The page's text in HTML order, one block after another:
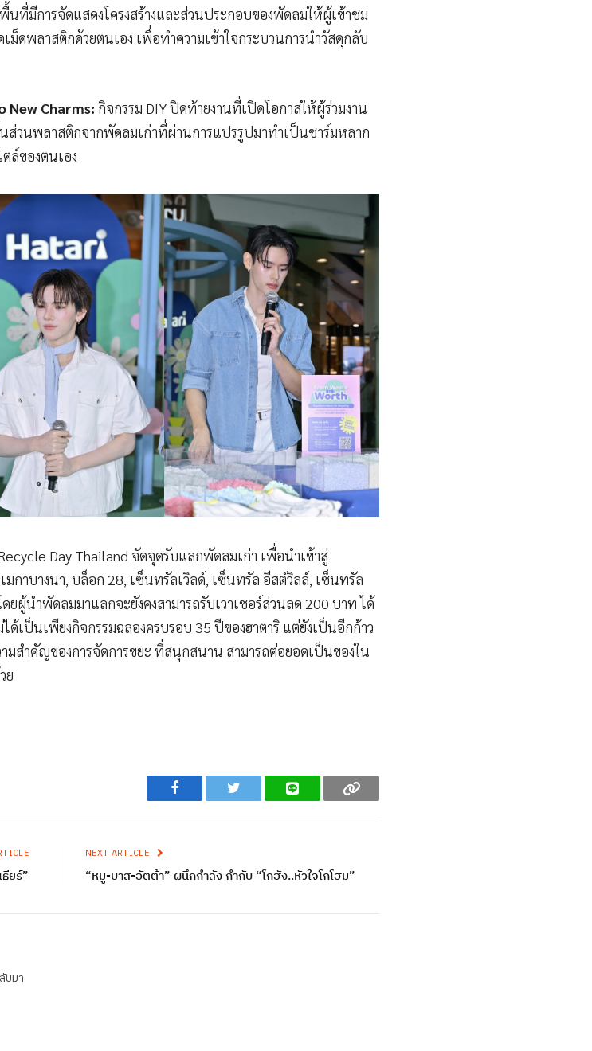
ที่มีการจัดแสดงโครงสร้างและส่วนประกอบของพัดลมให้ผู้เข้าชม
ดพลาสติกด้วยตนเอง เพื่อทำความเข้าใจกระบวนการนำวัสดุกลับ
New Charms: กิจกรรม DIY ปิดท้ายงานที่เปิดโอกาสให้ผู้ร่วมงาน
ส่วนพลาสติกจากพัดลมเก่าที่ผ่านการแปรรูปมาทำเป็นชาร์มหลาก
ล์ของตนเอง
Day Thailand จัดจุดรับแลกพัดลมเก่า เพื่อนำเข้าสู่
มกาบางนา, บล็อก 28, เซ็นทรัลเวิลด์, เซ็นทรัล อีสต์วิลล์, เซ็นทรัล
ยผู้นำพัดลมมาแลกจะยังคงสามารถรับเวาเชอร์ส่วนลด 200 บาท ได้
ด้เป็นเพียงกิจกรรมฉลองครบรอบ 35 ปีของฮาตาริ แต่ยังเป็นอีกก้าว
สำคัญของการจัดการขยะ ที่สนุกสนาน สามารถต่อยอดเป็นของใน
ย
Facebook Twitter Line Copy
ยร์”
NEXT ARTICLE
“หมู-บาส-อัตต้า” ผนึกกำลัง กำกับ “โกฮัง..หัวใจโกโฮม”
บมา